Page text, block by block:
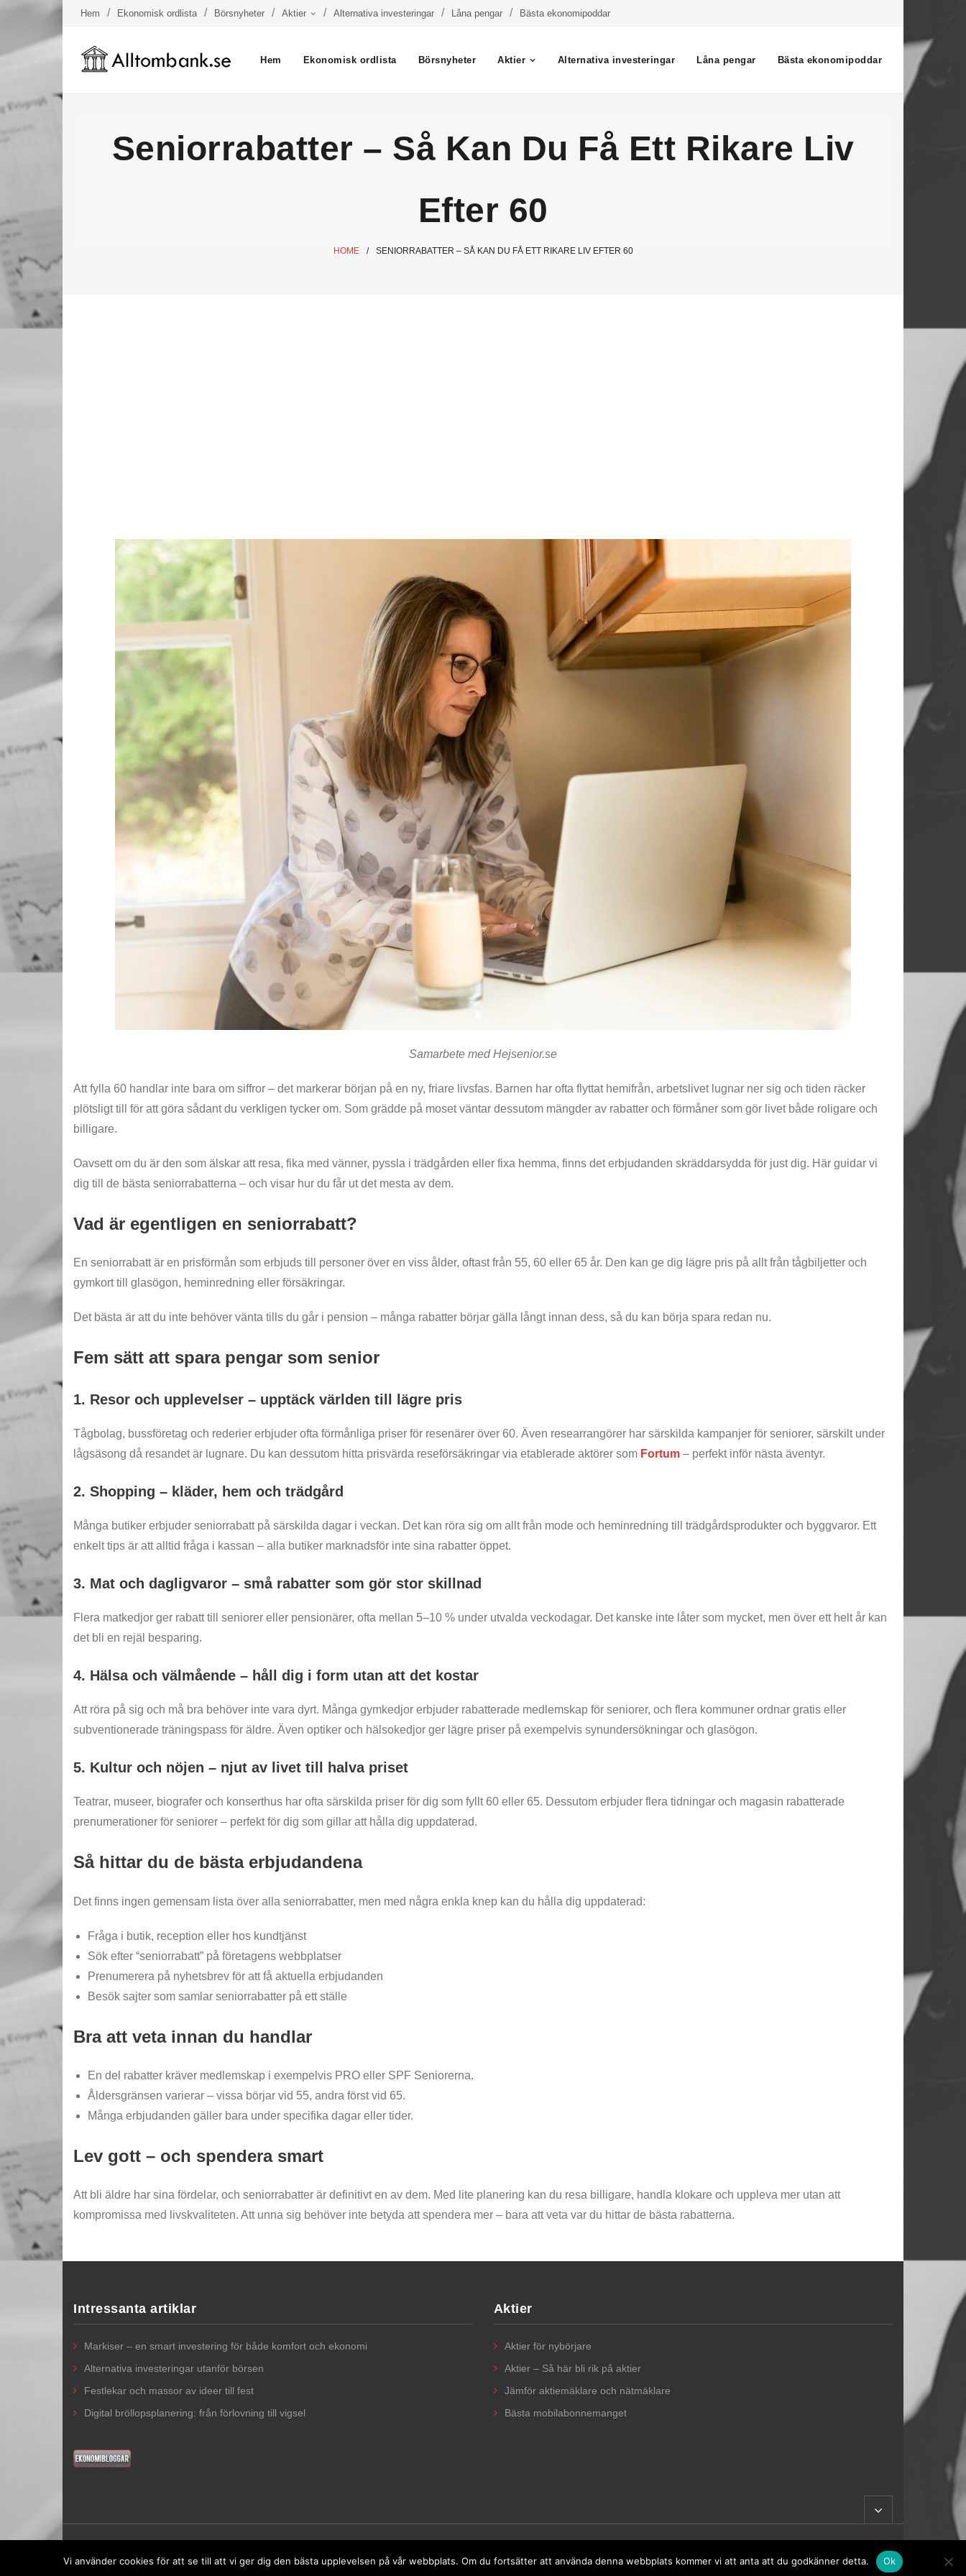
Hem Ekonomisk ordlista Börsnyheter Aktier Alternativa investeringar Låna pengar Bästa ekonomipoddar
Hem Ekonomisk ordlista Börsnyheter Aktier Alternativa investeringar Låna pengar Bästa ekonomipoddar
Seniorrabatter – Så Kan Du Få Ett Rikare Liv
Efter 60
HOME / SENIORRABATTER – SÅ KAN DU FÅ ETT RIKARE LIV EFTER 60
Samarbete med Hejsenior.se
Att fylla 60 handlar inte bara om siffror – det markerar början på en ny, friare livsfas. Barnen har ofta flyttat hemifrån, arbetslivet lugnar ner sig och tiden räcker
plötsligt till för att göra sådant du verkligen tycker om. Som grädde på moset väntar dessutom mängder av rabatter och förmåner som gör livet både roligare och
billigare.
Oavsett om du är den som älskar att resa, fika med vänner, pyssla i trädgården eller fixa hemma, finns det erbjudanden skräddarsydda för just dig. Här guidar vi
dig till de bästa seniorrabatterna – och visar hur du får ut det mesta av dem.
Vad är egentligen en seniorrabatt?
En seniorrabatt är en prisförmån som erbjuds till personer över en viss ålder, oftast från 55, 60 eller 65 år. Den kan ge dig lägre pris på allt från tågbiljetter och
gymkort till glasögon, heminredning eller försäkringar.
Det bästa är att du inte behöver vänta tills du går i pension – många rabatter börjar gälla långt innan dess, så du kan börja spara redan nu.
Fem sätt att spara pengar som senior
1. Resor och upplevelser – upptäck världen till lägre pris
Tågbolag, bussföretag och rederier erbjuder ofta förmånliga priser för resenärer över 60. Även researrangörer har särskilda kampanjer för seniorer, särskilt under
lågsäsong då resandet är lugnare. Du kan dessutom hitta prisvärda reseförsäkringar via etablerade aktörer som Fortum – perfekt inför nästa äventyr.
2. Shopping – kläder, hem och trädgård
Många butiker erbjuder seniorrabatt på särskilda dagar i veckan. Det kan röra sig om allt från mode och heminredning till trädgårdsprodukter och byggvaror. Ett
enkelt tips är att alltid fråga i kassan – alla butiker marknadsför inte sina rabatter öppet.
3. Mat och dagligvaror – små rabatter som gör stor skillnad
Flera matkedjor ger rabatt till seniorer eller pensionärer, ofta mellan 5–10 % under utvalda veckodagar. Det kanske inte låter som mycket, men över ett helt år kan
det bli en rejäl besparing.
4. Hälsa och välmående – håll dig i form utan att det kostar
Att röra på sig och må bra behöver inte vara dyrt. Många gymkedjor erbjuder rabatterade medlemskap för seniorer, och flera kommuner ordnar gratis eller
subventionerade träningspass för äldre. Även optiker och hälsokedjor ger lägre priser på exempelvis synundersökningar och glasögon.
5. Kultur och nöjen – njut av livet till halva priset
Teatrar, museer, biografer och konserthus har ofta särskilda priser för dig som fyllt 60 eller 65. Dessutom erbjuder flera tidningar och magasin rabatterade
prenumerationer för seniorer – perfekt för dig som gillar att hålla dig uppdaterad.
Så hittar du de bästa erbjudandena
Det finns ingen gemensam lista över alla seniorrabatter, men med några enkla knep kan du hålla dig uppdaterad:
Fråga i butik, reception eller hos kundtjänst
Sök efter “seniorrabatt” på företagens webbplatser
Prenumerera på nyhetsbrev för att få aktuella erbjudanden
Besök sajter som samlar seniorrabatter på ett ställe
Bra att veta innan du handlar
En del rabatter kräver medlemskap i exempelvis PRO eller SPF Seniorerna.
Åldersgränsen varierar – vissa börjar vid 55, andra först vid 65.
Många erbjudanden gäller bara under specifika dagar eller tider.
Lev gott – och spendera smart
Att bli äldre har sina fördelar, och seniorrabatter är definitivt en av dem. Med lite planering kan du resa billigare, handla klokare och uppleva mer utan att
kompromissa med livskvaliteten. Att unna sig behöver inte betyda att spendera mer – bara att veta var du hittar de bästa rabatterna.
Intressanta artiklar
Markiser – en smart investering för både komfort och ekonomi
Alternativa investeringar utanför börsen
Festlekar och massor av ideer till fest
Digital bröllopsplanering: från förlovning till vigsel
Aktier
Aktier för nybörjare​
Aktier – Så här bli rik på aktier
Jämför aktiemäklare och nätmäklare
Bästa mobilabonnemanget
Vi använder cookies för att se till att vi ger dig den bästa upplevelsen på vår webbplats. Om du fortsätter att använda denna webbplats kommer vi att anta att du godkänner detta. Ok